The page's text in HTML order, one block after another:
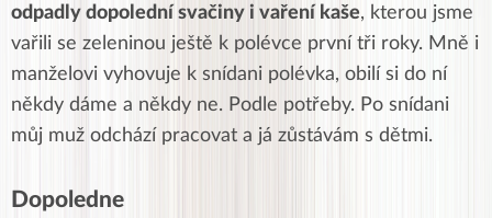
odpadly dopolední svačiny i vaření kaše, kterou jsme
vařili se zeleninou ještě k polévce první tři roky. Mně i
manželovi vyhovuje k snídani polévka, obilí si do ní
někdy dáme a někdy ne. Podle potřeby. Po snídani
můj muž odchází pracovat a já zůstávám s dětmi.
Dopoledne